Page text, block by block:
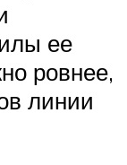
ее
ровнее,
линии